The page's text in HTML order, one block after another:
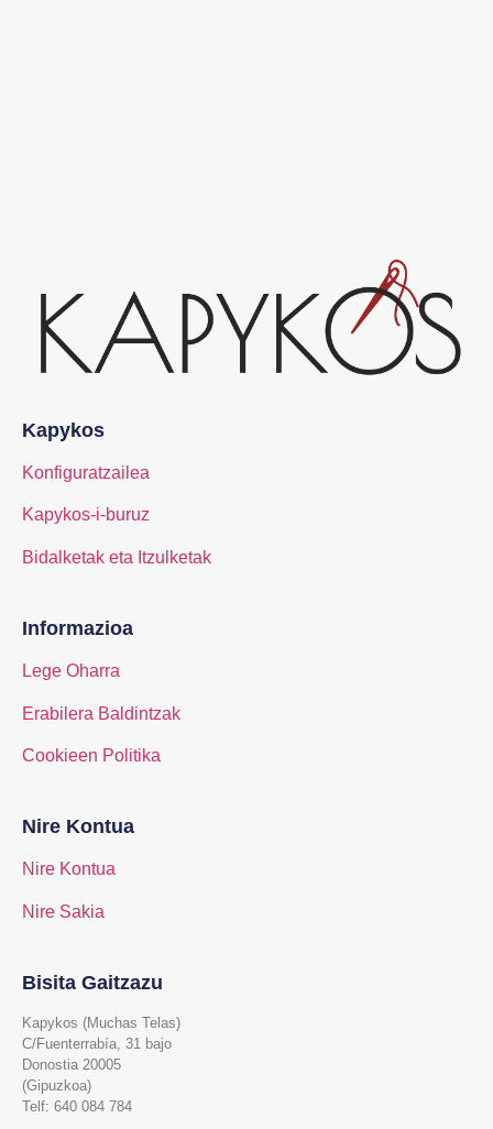
Kapykos
Konfiguratzailea
Kapykos-i-buruz
Bidalketak eta Itzulketak
Informazioa
Lege Oharra
Erabilera Baldintzak
Cookieen Politika
Nire Kontua
Nire Kontua
Nire Sakia
Bisita Gaitzazu
Kapykos (Muchas Telas)
C/Fuenterrabía, 31 bajo
Donostia 20005
(Gipuzkoa)
Telf: 640 084 784